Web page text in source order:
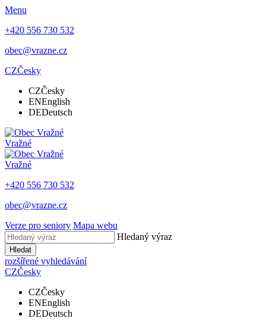
Menu
+420 556 730 532
obec@vrazne.cz
CZČesky
CZČesky
ENEnglish
DEDeutsch
Vražné
Vražné
+420 556 730 532
obec@vrazne.cz
Verze pro seniory Mapa webu
Hledaný výraz
Hledat
rozšířené vyhledávání
CZČesky
CZČesky
ENEnglish
DEDeutsch